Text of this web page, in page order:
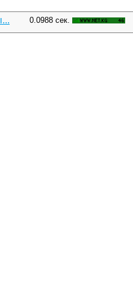
0.0988 сек.